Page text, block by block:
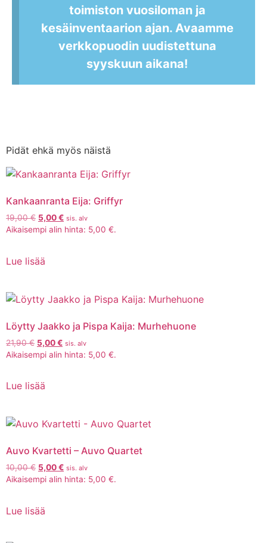
toimiston vuosiloman ja
kesäinventaarion ajan. Avaamme
verkkopuodin uudistettuna
syyskuun aikana!
Pidät ehkä myös näistä
Kankaanranta Eija: Griffyr
19,00€ 5,00€ sis. alv
Aikaisempi alin hinta: 5,00 €.
Lue lisää
Löytty Jaakko ja Pispa Kaija: Murhehuone
21,90€ 5,00€ sis. alv
Aikaisempi alin hinta: 5,00 €.
Lue lisää
Auvo Kvartetti – Auvo Quartet
10,00€ 5,00€ sis. alv
Aikaisempi alin hinta: 5,00 €.
Lue lisää